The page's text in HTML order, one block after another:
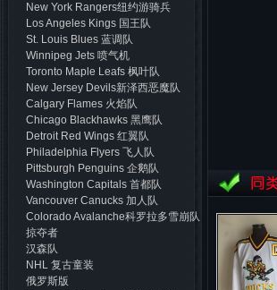
New York Rangers纽约游骑兵
Los Angeles Kings 国王队
St. Louis Blues 蓝调队
Winnipeg Jets 喷气机
Toronto Maple Leafs 枫叶队
New Jersey Devils新泽西恶魔队
Calgary Flames 火焰队
Chicago Blackhawks 黑鹰队
Detroit Red Wings 红翼队
Philadelphia Flyers 飞人队
Pittsburgh Penguins 企鹅队
Washington Capitals 首都队
Vancouver Canucks 加人队
Colorado Avalanche科罗拉多雪崩队
掠夺者
汉森队
NHL 复古童装
俄罗斯版